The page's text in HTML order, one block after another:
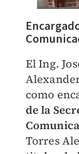
El Ing.
como
de la
Torres